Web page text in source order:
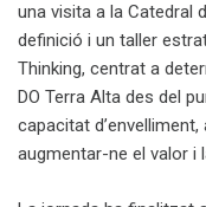
una visita a la Catedral
definició i un taller
Thinking, centrat a
DO Terra Alta des del
capacitat
augmentar-ne el valor i